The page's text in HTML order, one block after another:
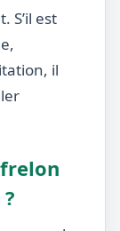
S’il est
il